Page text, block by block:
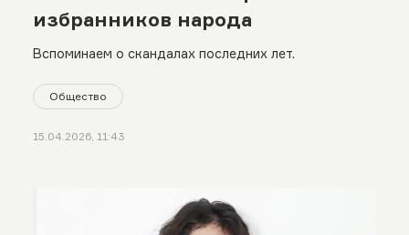
избранников народа
Вспоминаем о скандалах последних лет.
Общество
15.04.2026, 11:43